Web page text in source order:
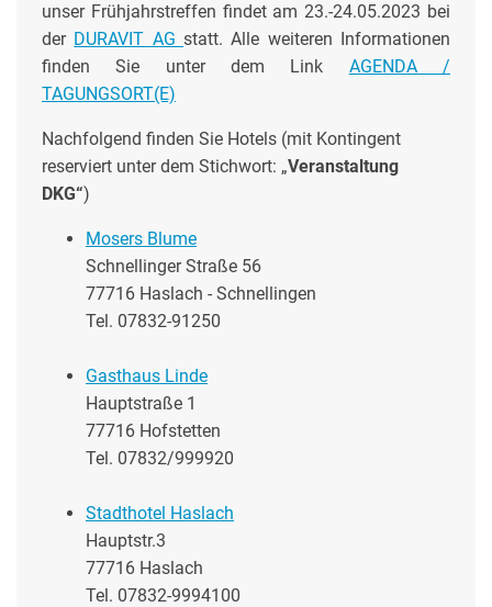
unser Frühjahrstreffen findet am 23.-24.05.2023 bei
der DURAVIT AGstatt. Alle weiteren Informationen
finden Sie unter dem Link AGENDA /
TAGUNGSORT(E)
Nachfolgend finden Sie Hotels (mit Kontingent
reserviert unter dem Stichwort: „Veranstaltung
DKG“)
Mosers Blume
Schnellinger Straße 56
77716 Haslach - Schnellingen
Tel. 07832-91250
Gasthaus Linde
Hauptstraße 1
77716 Hofstetten
Tel. 07832/999920
Stadthotel Haslach
Hauptstr.3
77716 Haslach
Tel. 07832-9994100